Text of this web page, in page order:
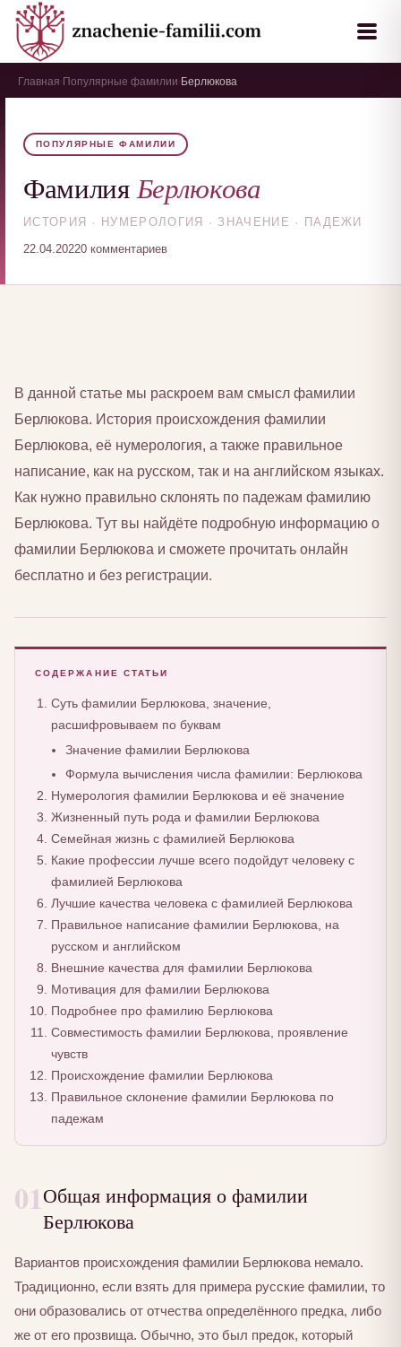
Главная Популярные фамилии Берлюкова
ПОПУЛЯРНЫЕ ФАМИЛИИ
ФамилияБерлюкова
ИСТОРИЯ · НУМЕРОЛОГИЯ · ЗНАЧЕНИЕ · ПАДЕЖИ
22.04.20220 комментариев
В данной статье мы раскроем вам смысл фамилии
Берлюкова. История происхождения фамилии
Берлюкова, её нумерология, а также правильное
написание, как на русском, так и на английском языках.
Как нужно правильно склонять по падежам фамилию
Берлюкова. Тут вы найдёте подробную информацию о
фамилии Берлюкова и сможете прочитать онлайн
бесплатно и без регистрации.
СОДЕРЖАНИЕ СТАТЬИ
Суть фамилии Берлюкова, значение,
расшифровываем по буквам
Значение фамилии Берлюкова
Формула вычисления числа фамилии: Берлюкова
Нумерология фамилии Берлюкова и её значение
Жизненный путь рода и фамилии Берлюкова
Семейная жизнь с фамилией Берлюкова
Какие профессии лучше всего подойдут человеку с
фамилией Берлюкова
Лучшие качества человека с фамилией Берлюкова
Правильное написание фамилии Берлюкова, на
русском и английском
Внешние качества для фамилии Берлюкова
Мотивация для фамилии Берлюкова
Подробнее про фамилию Берлюкова
Совместимость фамилии Берлюкова, проявление
чувств
Происхождение фамилии Берлюкова
Правильное склонение фамилии Берлюкова по
падежам
01Общая информация о фамилии
Берлюкова
Вариантов происхождения фамилии Берлюкова немало.
Традиционно, если взять для примера русские фамилии, то
они образовались от отчества определённого предка, либо
же от его прозвища. Обычно, это был предок, который